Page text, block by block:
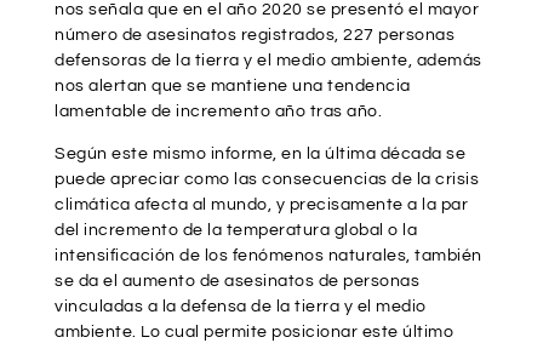
nos señala que en el año 2020 se presentó el mayor
número de asesinatos registrados, 227 personas
defensoras de la tierra y el medio ambiente, además
nos alertan que se mantiene una tendencia
lamentable de incremento año tras año.
Según este mismo informe, en la última década se
puede apreciar como las consecuencias de la crisis
climática afecta al mundo, y precisamente a la par
del incremento de la temperatura global o la
intensificación de los fenómenos naturales, también
se da el aumento de asesinatos de personas
vinculadas a la defensa de la tierra y el medio
ambiente. Lo cual permite posicionar este último